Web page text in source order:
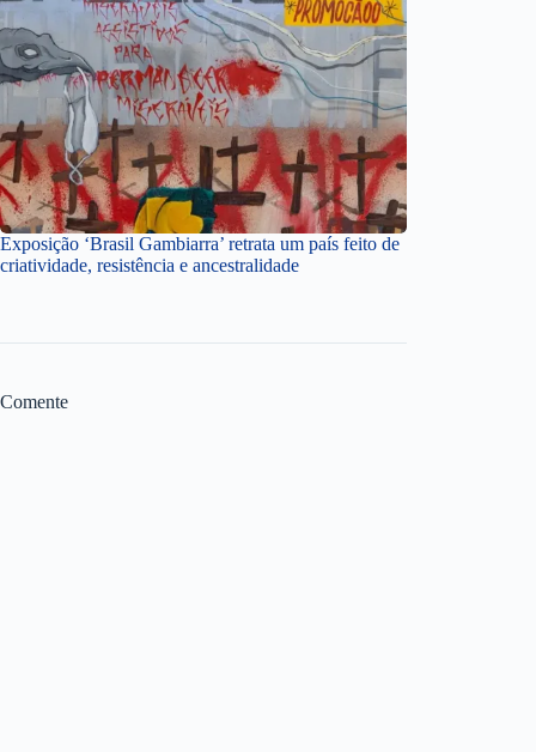
Exposição ‘Brasil Gambiarra’ retrata um país feito de
criatividade, resistência e ancestralidade
Comente